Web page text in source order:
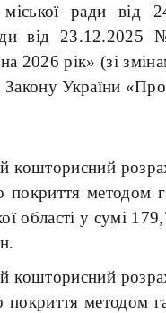
міської ради
від
2026 рік» (зі
України
кошторисний
методом
області у сумі
кошторисний
методом